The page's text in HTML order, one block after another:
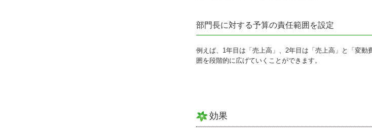
部門長に対する予算の責任範囲を設定
例えば、1年目は「売上高」、2年目は「売上高」と「変動
囲を段階的に広げていくことができます。
効果